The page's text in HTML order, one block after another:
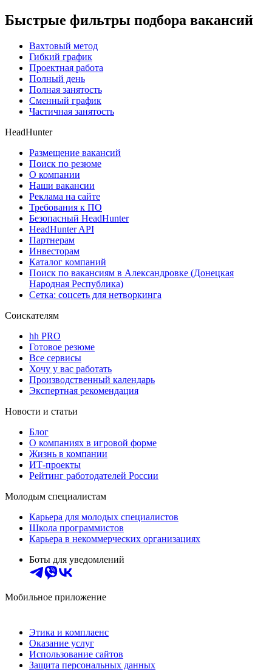
Быстрые фильтры подбора вакансий
Вахтовый метод
Гибкий график
Проектная работа
Полный день
Полная занятость
Сменный график
Частичная занятость
HeadHunter
Размещение вакансий
Поиск по резюме
О компании
Наши вакансии
Реклама на сайте
Требования к ПО
Безопасный HeadHunter
HeadHunter API
Партнерам
Инвесторам
Каталог компаний
Поиск по вакансиям в Александровке (Донецкая
Народная Республика)
Сетка: соцсеть для нетворкинга
Соискателям
hh PRO
Готовое резюме
Все сервисы
Хочу у вас работать
Производственный календарь
Экспертная рекомендация
Новости и статьи
Блог
О компаниях в игровой форме
Жизнь в компании
ИТ-проекты
Рейтинг работодателей России
Молодым специалистам
Карьера для молодых специалистов
Школа программистов
Карьера в некоммерческих организациях
Боты для уведомлений
Мобильное приложение
Этика и комплаенс
Оказание услуг
Использование сайтов
Защита персональных данных